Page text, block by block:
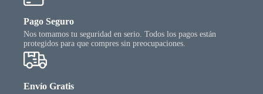
Pago Seguro
Nos tomamos tu seguridad en serio. Todos los pagos están
protegidos para que compres sin preocupaciones.
Envío Gratis